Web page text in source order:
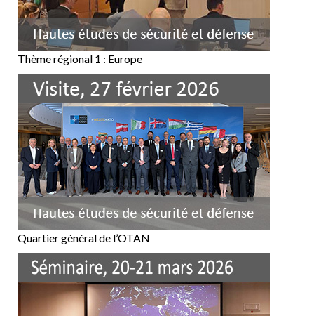
Thème régional 1 : Europe
Quartier général de l’OTAN